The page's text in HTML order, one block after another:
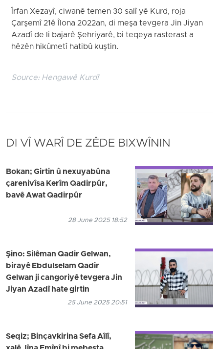
Îrfan Xezayî, ciwanê temen 30 salî yê Kurd, roja
Çarşemî 21ê Îlona 2022an, di meşa tevgera Jin Jiyan
Azadî de li bajarê Şehriyarê, bi teqeya rasterast a
hêzên hikûmetî hatibû kuştin.
Source: Hengawê Kurdî
DI VÎ WARÎ DE ZÊDE BIXWÎNIN
Bokan; Girtin û nexuyabûna
çarenivîsa Kerîm Qadirpûr,
bavê Awat Qadirpûr
28 June 2025 18:52
Şino: Silêman Qadir Gelwan,
birayê Ebdulselam Qadir
Gelwan ji cangoriyê tevgera Jin
Jiyan Azadî hate girtin
25 June 2025 20:51
Seqiz; Binçavkirina Sefa Aîlî,